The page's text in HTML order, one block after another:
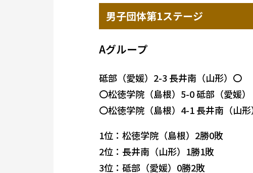
男子団体第1ステージ
Aグループ
砥部（愛媛）2-3 長井南（山形）〇
〇松徳学院（島根）5-0 砥部（愛媛）
〇松徳学院（島根）4-1 長井南（山形
1位：松徳学院（島根）2勝0敗
2位：長井南（山形）1勝1敗
3位：砥部（愛媛）0勝2敗